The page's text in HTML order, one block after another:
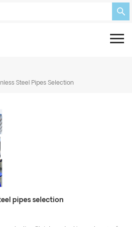
Steel Pipes Selection
pipes selection